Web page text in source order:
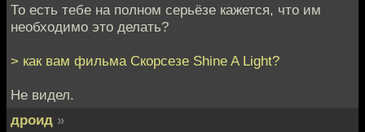
То есть тебе на полном серьёзе кажется, что им
необходимо это делать?
> как вам фильма Скорсезе Shine A Light?
Не видел.
дроид »